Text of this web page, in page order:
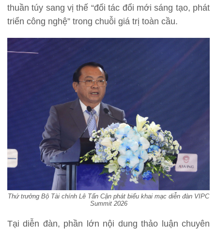
thuần túy sang vị thế “đối tác đổi mới sáng tạo, phát
triển công nghệ” trong chuỗi giá trị toàn cầu.
Thứ trưởng Bộ Tài chính Lê Tấn Cận phát biểu khai mạc diễn đàn VIPC
Summit 2026
Tại diễn đàn, phần lớn nội dung thảo luận chuyên